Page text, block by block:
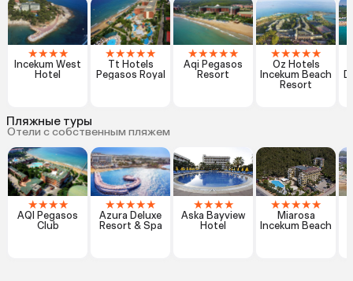
★★★★
Incekum West
Hotel
★★★★★
Tt Hotels
Pegasos Royal
★★★★★
Aqi Pegasos
Resort
★★★★★
Oz Hotels
Incekum Beach
Resort
Пляжные туры
Отели с собственным пляжем
★★★★
AQI Pegasos
Club
★★★★★
Azura Deluxe
Resort & Spa
★★★★
Aska Bayview
Hotel
★★★★★
Miarosa
Incekum Beach